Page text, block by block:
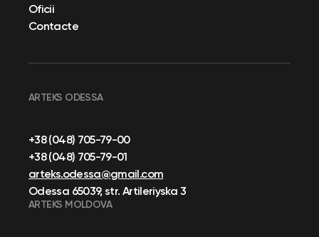
Oficii
Contacte
ARTEKS ODESSA
+38 (048) 705-79-00
+38 (048) 705-79-01
arteks.odessa@gmail.com
Odessa 65039, str. Artileriyska 3
ARTEKS MOLDOVA